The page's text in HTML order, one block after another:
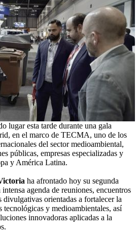
lugar esta tarde durante una gala
en el marco de TECMA, uno de los
del sector medioambiental,
públicas, empresas especializadas y
y América Latina.
ha afrontado hoy su segunda
agenda de reuniones, encuentros
divulgativas orientadas a fortalecer la
tecnológicas y medioambientales, así
innovadoras aplicadas a la